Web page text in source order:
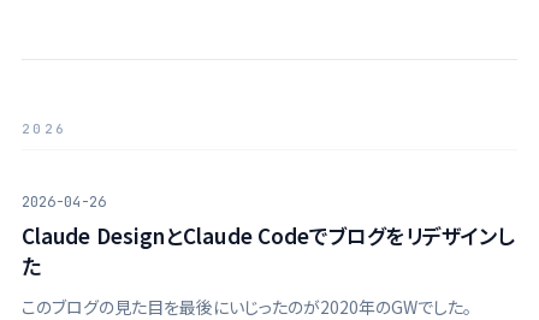
2026
2026-04-26
Claude DesignとClaude Codeでブログをリデザインし
た
このブログの見た目を最後にいじったのが2020年のGWでした。